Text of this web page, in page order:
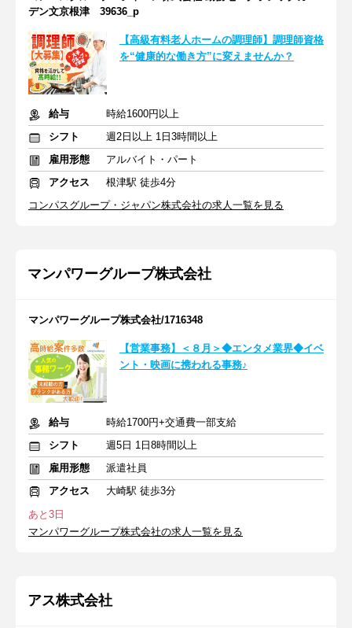
デン文京根津 39636_p
【高級有料老人ホームの調理師】調理師資格
を“健康的な働き方”に変えませんか？
給与
時給1600円以上
シフト
週2日以上 1日3時間以上
雇用形態
アルバイト・パート
アクセス
根津駅 徒歩4分
コンパスグループ・ジャパン株式会社の求人一覧を見る
マンパワーグループ株式会社
マンパワーグループ株式会社/1716348
【営業事務】＜８月＞◆エンタメ業界◆イベ
ント・映画に携われる事務♪
給与
時給1700円+交通費一部支給
シフト
週5日 1日8時間以上
雇用形態
派遣社員
アクセス
大崎駅 徒歩3分
あと3日
マンパワーグループ株式会社の求人一覧を見る
アス株式会社